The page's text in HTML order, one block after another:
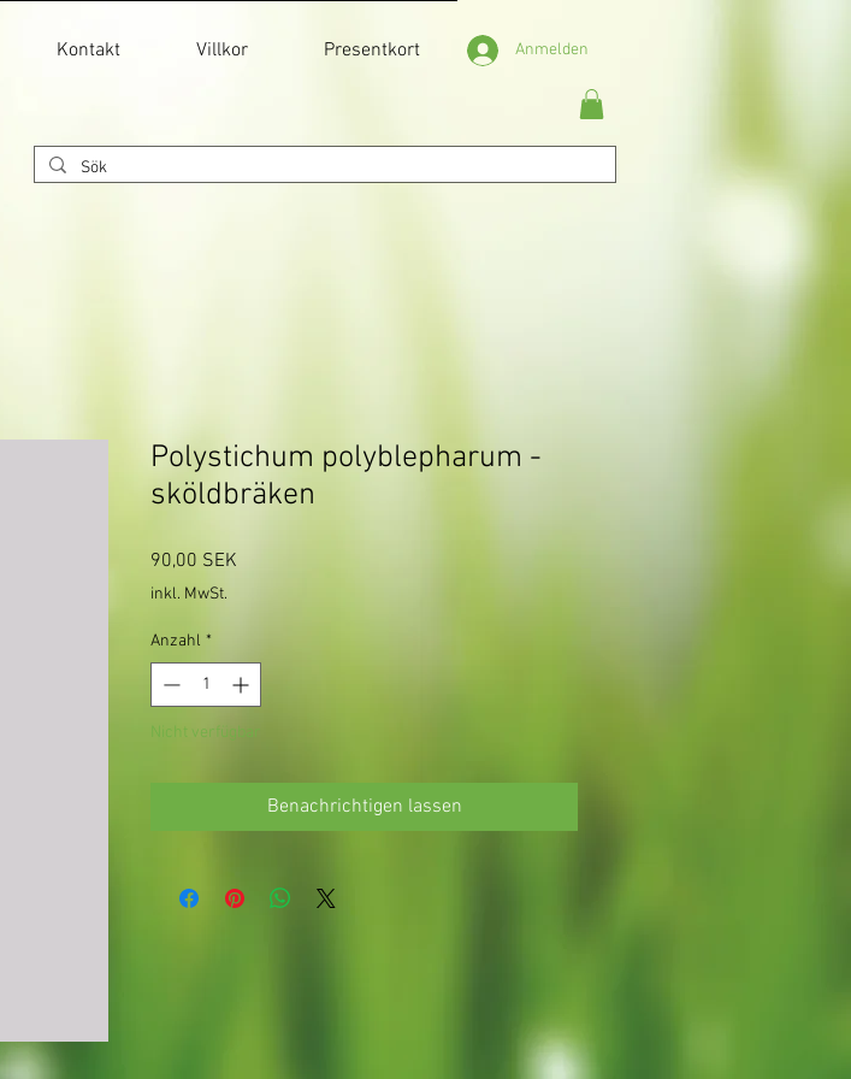
Kontakt Villkor Presentkort Anmelden
Polystichum polyblepharum -
sköldbräken
90,00 SEK
inkl. MwSt.
Anzahl *
Nicht verfügbar
Benachrichtigen lassen